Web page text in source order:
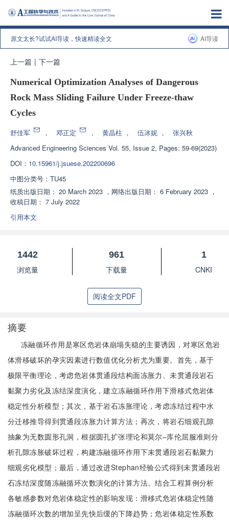
原文太长?试试AI导读，快速精读全文 AI导读
上一篇 | 下一篇
Numerical Optimization Analyses of Dangerous
Rock Mass Sliding Failure Under Freeze-thaw
Cycles
舒佳军 ， 邓正定 ， 黄晶柱 ， 伍冰妮 ，
张兴秋
Advanced Engineering Sciences Vol. 55, Issue 2, Pages: 59-69(2023)
DOI： 10.15961/j.jsuese.202200696
中图分类号： TU45
纸质出版日期： 20 March 2023 ， 网络出版日期： 6 February 2023 ，
收稿日期： 7 July 2022
引用本文
1442
浏览量
961
下载量
1
CNKI
阅读全文PDF
摘要
冻融循环作用是寒区危岩体崩塌失稳的主要诱因，对寒区危岩
体滑移破坏的孕灾因素进行数值优化分析尤为重要。首先，基于
极限平衡理论，考虑危岩体贯通段结构面冻胀力、未贯通段岩石
黏聚力劣化及冻结深度演化，建立冻融循环作用下滑移式危岩体
稳定性分析模型；其次，基于岩石冻胀理论，考虑冻结过程中水
分迁移推导得到贯通段冻胀力计算方法；再次，将岩石细观孔隙
抽象为无数圆形孔洞，根据圆孔扩张理论和莫尔–库伦屈服准则分
析孔隙冻胀破坏过程，构建冻融循环作用下未贯通段岩石黏聚力
细观劣化模型；最后，通过改进Stephan经验公式得到未贯通段岩
石冻结深度随冻融循环次数演化的计算方法。结合工程算例分析
各敏感参数对危岩体稳定性的影响发现：滑移式危岩体稳定性随
冻融循环次数的增加呈先快后缓的下降趋势；危岩体稳定性系数